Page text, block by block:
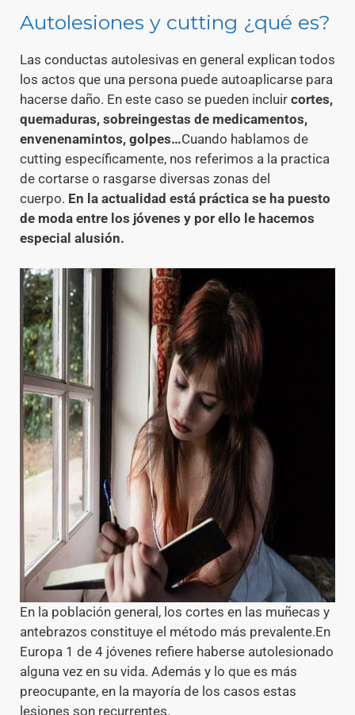
Autolesiones y cutting ¿qué es?
Las conductas autolesivas en general explican todos
los actos que una persona puede autoaplicarse para
hacerse daño. En este caso se pueden incluir cortes,
quemaduras, sobreingestas de medicamentos,
envenenamintos, golpes…Cuando hablamos de
cutting específicamente, nos referimos a la practica
de cortarse o rasgarse diversas zonas del
cuerpo. En la actualidad está práctica se ha puesto
de moda entre los jóvenes y por ello le hacemos
especial alusión.
En la población general, los cortes en las muñecas y
antebrazos constituye el método más prevalente.En
Europa 1 de 4 jóvenes refiere haberse autolesionado
alguna vez en su vida. Además y lo que es más
preocupante, en la mayoría de los casos estas
lesiones son recurrentes.